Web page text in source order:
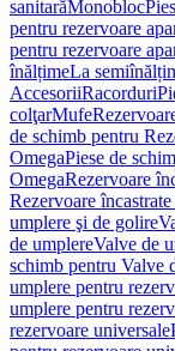
sanitarăMonobloc
pentru rezervoare
pentru rezervoare
înălțimeLa
AccesoriiRacorduri
colţarMufe
de schimb pentru
OmegaPiese de
OmegaRezervoare
Rezervoare
umplere şi de golire
de umplereValve de
schimb pentru Valve
umplere pentru
umplere pentru
rezervoare universale